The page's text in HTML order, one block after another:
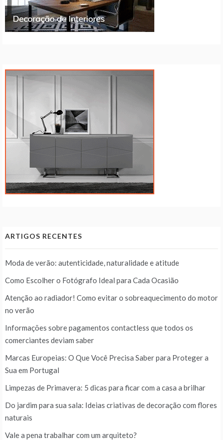
ARTIGOS RECENTES
Moda de verão: autenticidade, naturalidade e atitude
Como Escolher o Fotógrafo Ideal para Cada Ocasião
Atenção ao radiador! Como evitar o sobreaquecimento do motor
no verão
Informações sobre pagamentos contactless que todos os
comerciantes deviam saber
Marcas Europeias: O Que Você Precisa Saber para Proteger a
Sua em Portugal
Limpezas de Primavera: 5 dicas para ficar com a casa a brilhar
Do jardim para sua sala: Ideias criativas de decoração com flores
naturais
Vale a pena trabalhar com um arquiteto?